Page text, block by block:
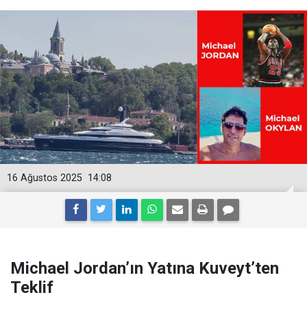
14:08
16 Ağustos 2025
Michael Jordan’ın Yatına Kuveyt’ten
Teklif